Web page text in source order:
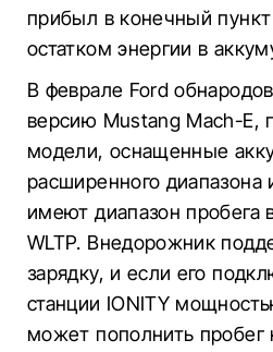
прибыл в конечный
остатком энергии в
В феврале Ford
версию Mustang Mach-E,
модели, оснащенные
расширенного
имеют диапазон пробега
WLTP. Внедорожник
зарядку, и если его
станции IONITY
может пополнить пробег